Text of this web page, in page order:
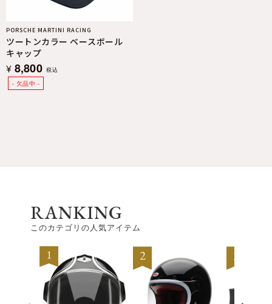
PORSCHE MARTINI RACING
ツートンカラー ベースボール
キャップ
¥ 8,800 税込
RANKING
このカテゴリの人気アイテム